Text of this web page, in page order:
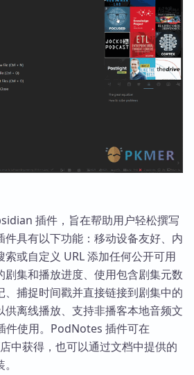
插件，旨在帮助用户轻松撰写
件具有以下功能：移动设备友好、内
或自定义 URL 添加任何公开可用
剧集和播放进度、使用包含剧集元数
、捕捉时间戳并直接链接到剧集中的
供离线播放、支持非播客本地音频文
件使用。PodNotes 插件可在
中获得，也可以通过文档中提供的